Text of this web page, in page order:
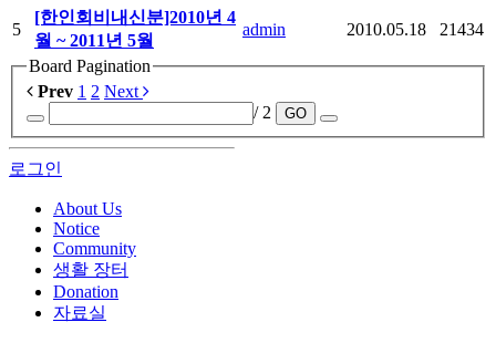
5
[한인회비내신분]2010년 4
월 ~ 2011년 5월
admin 2010.05.18
21434
Board Pagination
Prev 1 2 Next
/ 2
GO
로그인
About Us
Notice
Community
생활 장터
Donation
자료실